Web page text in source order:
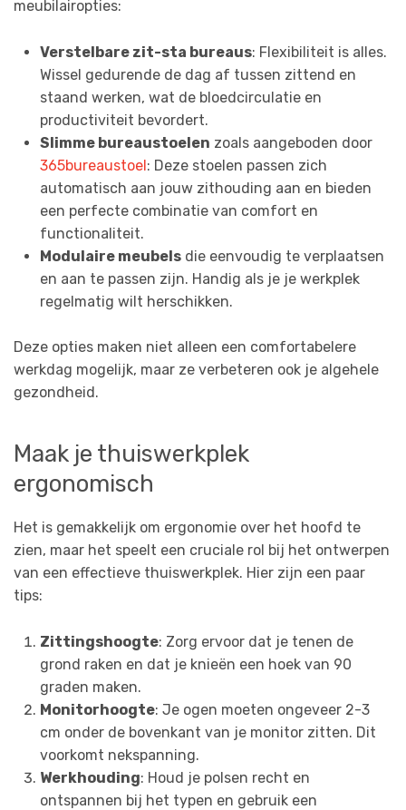
meubilairopties:
Verstelbare zit-sta bureaus: Flexibiliteit is alles.
Wissel gedurende de dag af tussen zittend en
staand werken, wat de bloedcirculatie en
productiviteit bevordert.
Slimme bureaustoelen zoals aangeboden door
365bureaustoel: Deze stoelen passen zich
automatisch aan jouw zithouding aan en bieden
een perfecte combinatie van comfort en
functionaliteit.
Modulaire meubelsdie eenvoudig te verplaatsen
en aan te passen zijn. Handig als je je werkplek
regelmatig wilt herschikken.
Deze opties maken niet alleen een comfortabelere
werkdag mogelijk, maar ze verbeteren ook je algehele
gezondheid.
Maak je thuiswerkplek
ergonomisch
Het is gemakkelijk om ergonomie over het hoofd te
zien, maar het speelt een cruciale rol bij het ontwerpen
van een effectieve thuiswerkplek. Hier zijn een paar
tips:
Zittingshoogte: Zorg ervoor dat je tenen de
grond raken en dat je knieën een hoek van 90
graden maken.
Monitorhoogte: Je ogen moeten ongeveer 2-3
cm onder de bovenkant van je monitor zitten. Dit
voorkomt nekspanning.
Werkhouding: Houd je polsen recht en
ontspannen bij het typen en gebruik een